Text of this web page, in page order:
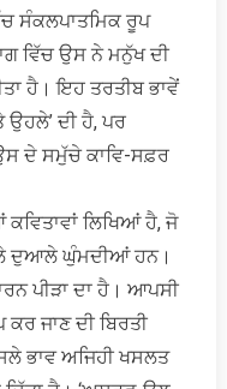
ਸੰਕਲਪਾਤਮਿਕ ਰੂਪ
ਵਿੱਚ ਉਸ ਨੇ ਮਨੁੱਖ ਦੀ
ਹੈ। ਇਹ ਤਰਤੀਬ ਭਾਵੇਂ
ਉਹਲੇ’ ਦੀ ਹੈ, ਪਰ
ਦੇ ਸਮੁੱਚੇ ਕਾਵਿ-ਸਫ਼ਰ
ਲਿਖਿਆਂ ਹੈ, ਜੋ
ਦੁਆਲੇ ਘੁੰਮਦੀਆਂ ਹਨ।
ਪੀੜਾ ਦਾ ਹੈ। ਆਪਸੀ
ਜਾਣ ਦੀ ਬਿਰਤੀ
ਭਾਵ ਅਜਿਹੀ ਖਸਲਤ